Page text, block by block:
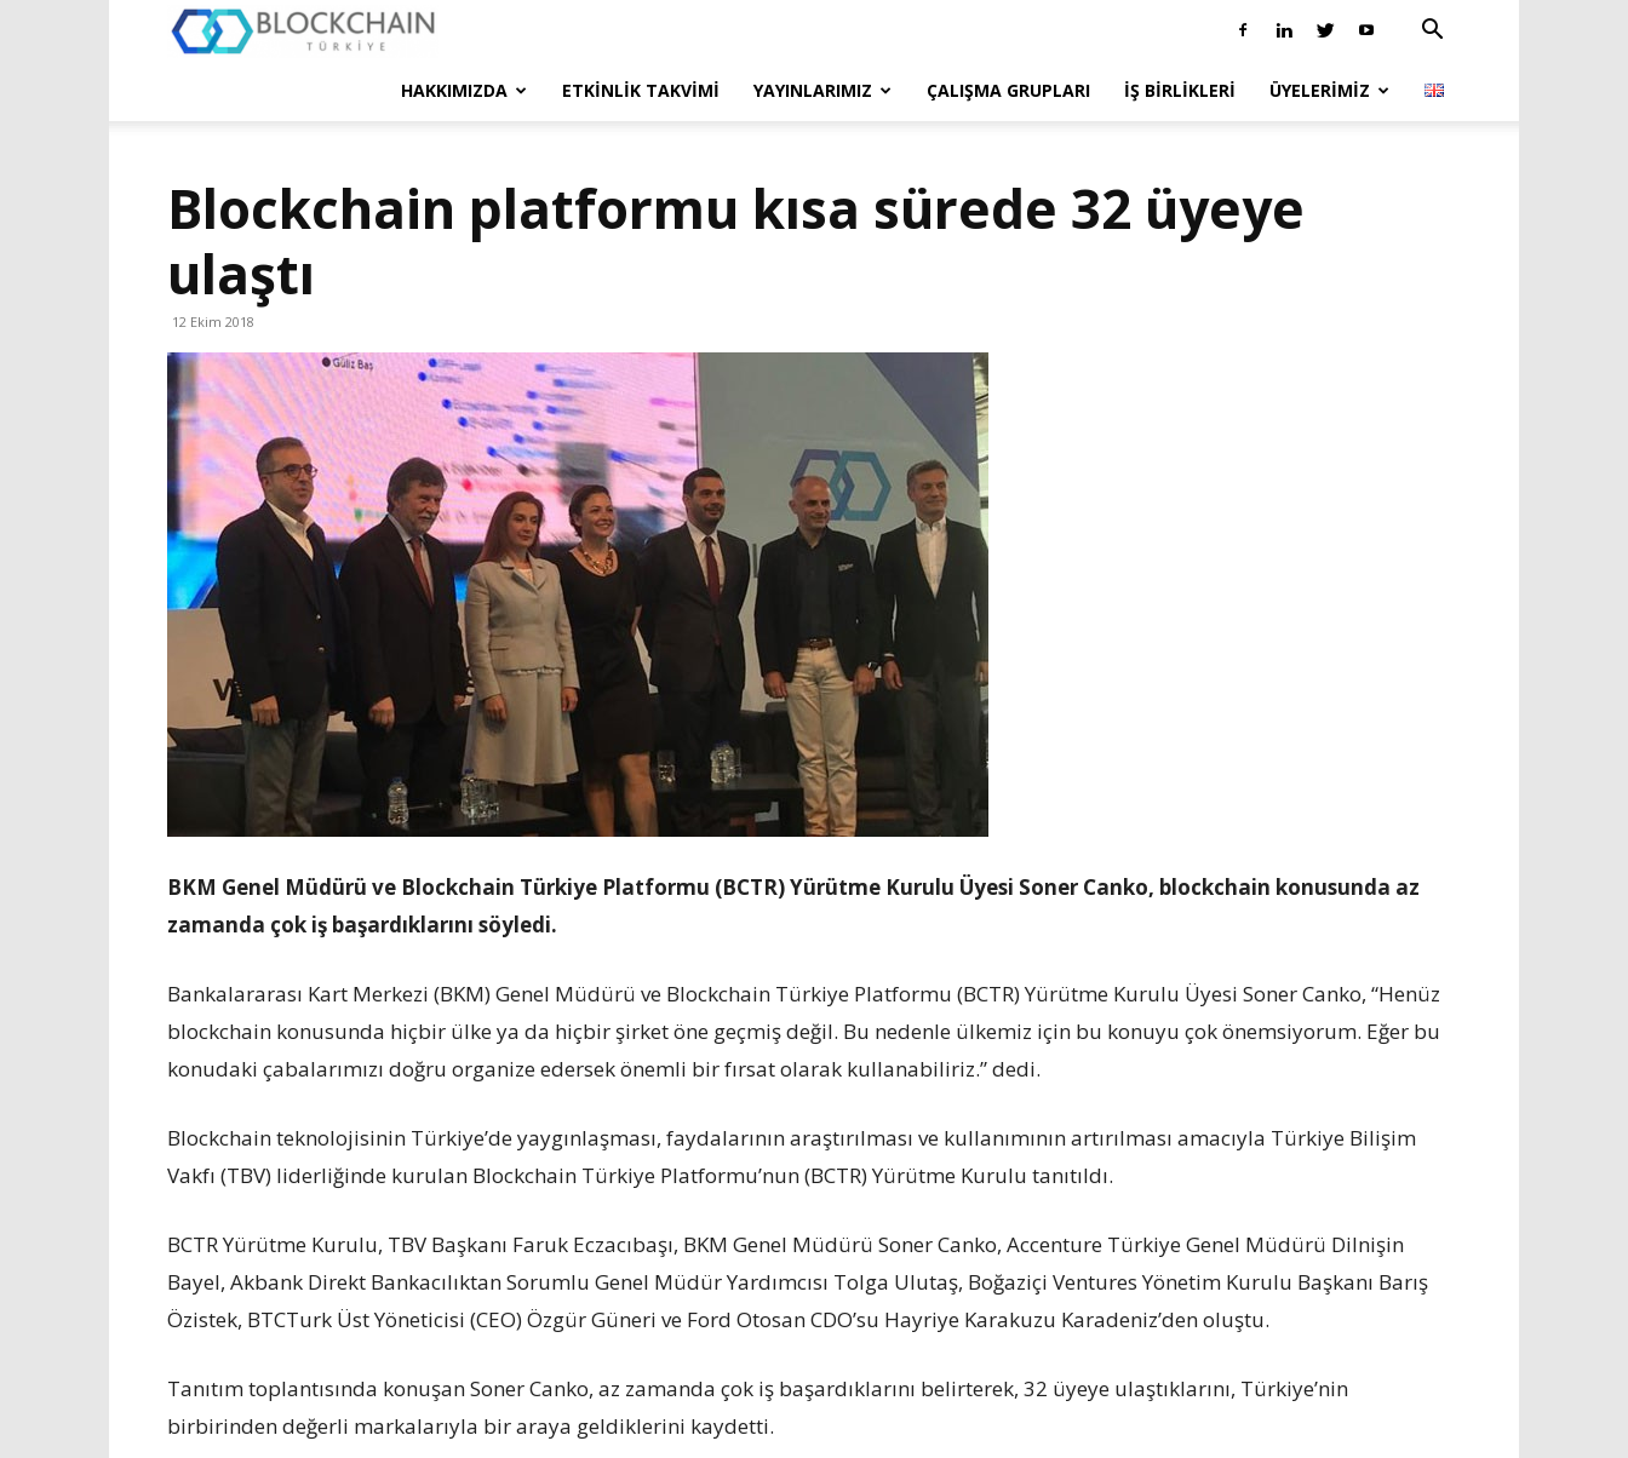
Türkiye
HAKKIMIZDA ETKINLIK TAKVIMI YAYINLARIMIZ ÇALIŞMA GRUPLARI İŞ BIRLIKLERI ÜYELERIMIZ
Blockchain platformu kısa sürede 32 üyeye
ulaştı
12 Ekim 2018
BKM Genel Müdürü ve Blockchain Türkiye Platformu (BCTR) Yürütme Kurulu Üyesi Soner Canko, blockchain konusunda az
zamanda çok iş başardıklarını söyledi.
Bankalararası Kart Merkezi (BKM) Genel Müdürü ve Blockchain Türkiye Platformu (BCTR) Yürütme Kurulu Üyesi Soner Canko, “Henüz
blockchain konusunda hiçbir ülke ya da hiçbir şirket öne geçmiş değil. Bu nedenle ülkemiz için bu konuyu çok önemsiyorum. Eğer bu
konudaki çabalarımızı doğru organize edersek önemli bir fırsat olarak kullanabiliriz.” dedi.
Blockchain teknolojisinin Türkiye’de yaygınlaşması, faydalarının araştırılması ve kullanımının artırılması amacıyla Türkiye Bilişim
Vakfı (TBV) liderliğinde kurulan Blockchain Türkiye Platformu’nun (BCTR) Yürütme Kurulu tanıtıldı.
BCTR Yürütme Kurulu, TBV Başkanı Faruk Eczacıbaşı, BKM Genel Müdürü Soner Canko, Accenture Türkiye Genel Müdürü Dilnişin
Bayel, Akbank Direkt Bankacılıktan Sorumlu Genel Müdür Yardımcısı Tolga Ulutaş, Boğaziçi Ventures Yönetim Kurulu Başkanı Barış
Özistek, BTCTurk Üst Yöneticisi (CEO) Özgür Güneri ve Ford Otosan CDO’su Hayriye Karakuzu Karadeniz’den oluştu.
Tanıtım toplantısında konuşan Soner Canko, az zamanda çok iş başardıklarını belirterek, 32 üyeye ulaştıklarını, Türkiye’nin
birbirinden değerli markalarıyla bir araya geldiklerini kaydetti.